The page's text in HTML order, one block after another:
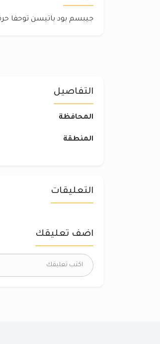
جيبسم بود باتيسن توحفا
التفاصيل
المحافظة
المنطقة
التعليقات
اضف تعليقك